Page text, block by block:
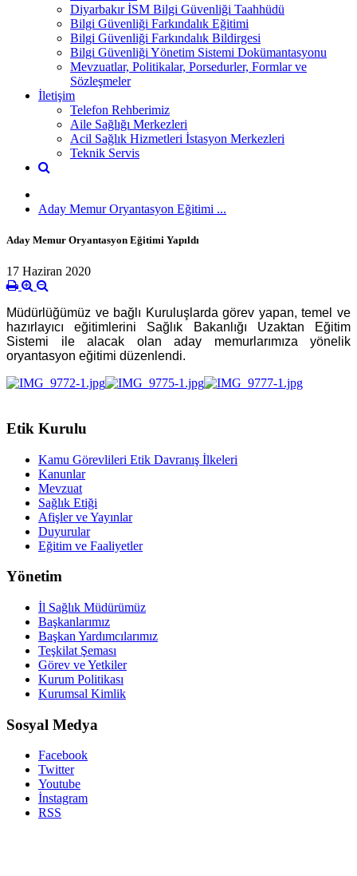
Diyarbakır İSM Bilgi Güvenliği Taahhüdü
Bilgi Güvenliği Farkındalık Eğitimi
Bilgi Güvenliği Farkındalık Bildirgesi
Bilgi Güvenliği Yönetim Sistemi Dokümantasyonu
Mevzuatlar, Politikalar, Porsedurler, Formlar ve
Sözleşmeler
İletişim
Telefon Rehberimiz
Aile Sağlığı Merkezleri
Acil Sağlık Hizmetleri İstasyon Merkezleri
Teknik Servis
Aday Memur Oryantasyon Eğitimi ...
Aday Memur Oryantasyon Eğitimi Yapıldı
17 Haziran 2020
Müdürlüğümüz ve bağlı Kuruluşlarda görev yapan, temel ve
hazırlayıcı eğitimlerini Sağlık Bakanlığı Uzaktan Eğitim
Sistemi ile alacak olan aday memurlarımıza yönelik
oryantasyon eğitimi düzenlendi.
Etik Kurulu
Kamu Görevlileri Etik Davranış İlkeleri
Kanunlar
Mevzuat
Sağlık Etiği
Afişler ve Yayınlar
Duyurular
Eğitim ve Faaliyetler
Yönetim
İl Sağlık Müdürümüz
Başkanlarımız
Başkan Yardımcılarımız
Teşkilat Şeması
Görev ve Yetkiler
Kurum Politikası
Kurumsal Kimlik
Sosyal Medya
Facebook
Twitter
Youtube
İnstagram
RSS